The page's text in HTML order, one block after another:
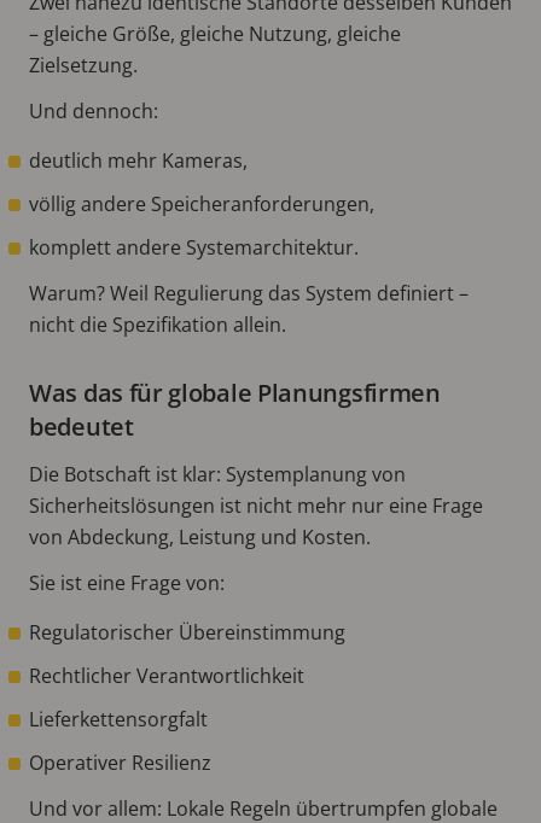
– gleiche Größe, gleiche Nutzung, gleiche
Zielsetzung.
Und dennoch:
deutlich mehr Kameras,
völlig andere Speicheranforderungen,
komplett andere Systemarchitektur.
Warum? Weil Regulierung das System definiert –
nicht die Spezifikation allein.
Was das für globale Planungsfirmen
bedeutet
Die Botschaft ist klar: Systemplanung von
Sicherheitslösungen ist nicht mehr nur eine Frage
von Abdeckung, Leistung und Kosten.
Sie ist eine Frage von:
Regulatorischer Übereinstimmung
Rechtlicher Verantwortlichkeit
Lieferkettensorgfalt
Operativer Resilienz
Und vor allem: Lokale Regeln übertrumpfen globale